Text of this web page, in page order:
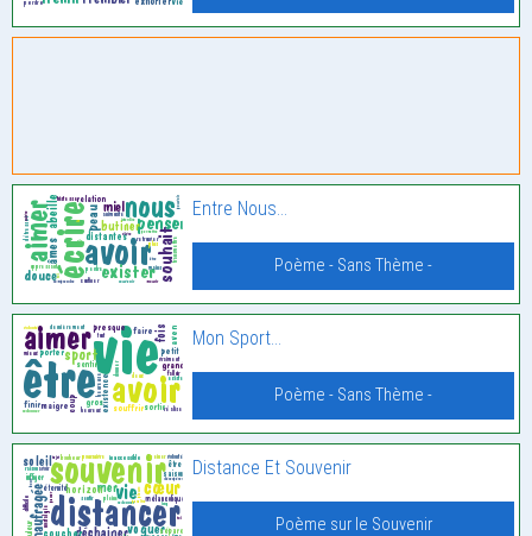
Entre Nous…
Poème - Sans Thème -
Mon Sport…
Poème - Sans Thème -
Distance Et Souvenir
Poème sur le Souvenir